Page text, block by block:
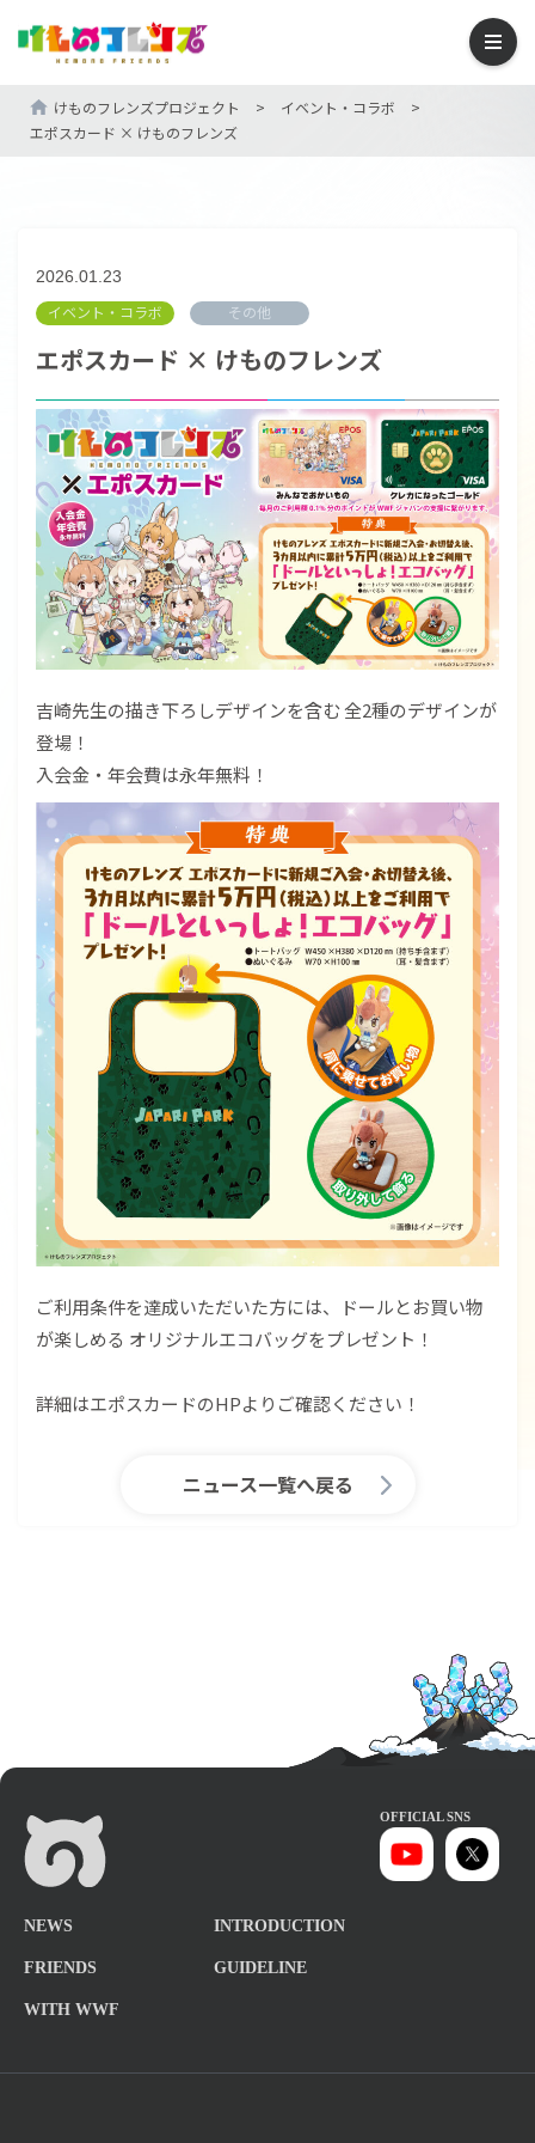
けものフレンズプロジェクト > イベント・コラボ
>
エポスカード × けものフレンズ
2026.01.23
イベント・コラボ その他
エポスカード × けものフレンズ
吉崎先生の描き下ろしデザインを含む 全2種のデザインが
登場！
入会金・年会費は永年無料！
ご利用条件を達成いただいた方には、ドールとお買い物
が楽しめる オリジナルエコバッグをプレゼント！
詳細はエポスカードのHPよりご確認ください！
ニュース一覧へ戻る
OFFICIAL SNS
NEWS INTRODUCTION
FRIENDS GUIDELINE
WITH WWF